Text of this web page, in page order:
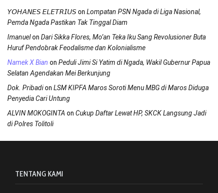
𝘠𝘖𝘏𝘈𝘕𝘌𝘚 𝘌𝘓𝘌𝘛𝘙𝘐𝘜𝘚on Lompatan PSN Ngada di Liga Nasional,
Pemda Ngada Pastikan Tak Tinggal Diam
Imanuelon Dari Sikka Flores, Mo’an Teka Iku Sang Revolusioner Buta
Huruf Pendobrak Feodalisme dan Kolonialisme
Namek X Bian on Peduli Jimi Si Yatim di Ngada, Wakil Gubernur Papua
Selatan Agendakan Mei Berkunjung
Dok. Pribadion LSM KIPFA Maros Soroti Menu MBG di Maros Diduga
Penyedia Cari Untung
ALVIN MOKOGINTA on Cukup Daftar Lewat HP, SKCK Langsung Jadi
di Polres Tolitoli
TENTANG KAMI